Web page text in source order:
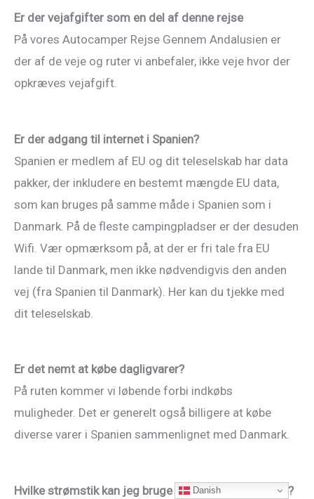
Er der vejafgifter som en del af denne rejse
På vores Autocamper Rejse Gennem Andalusien er
der af de veje og ruter vi anbefaler, ikke veje hvor der
opkræves vejafgift.
Er der adgang til internet i Spanien?
Spanien er medlem af EU og dit teleselskab har data
pakker, der inkludere en bestemt mængde EU data,
som kan bruges på samme måde i Spanien som i
Danmark. På de fleste campingpladser er der desuden
Wifi. Vær opmærksom på, at der er fri tale fra EU
lande til Danmark, men ikke nødvendigvis den anden
vej (fra Spanien til Danmark). Her kan du tjekke med
dit teleselskab.
Er det nemt at købe dagligvarer?
På ruten kommer vi løbende forbi indkøbs
muligheder. Det er generelt også billigere at købe
diverse varer i Spanien sammenlignet med Danmark.
Hvilke strømstik kan jeg bruge på campingpladserne?
Danish